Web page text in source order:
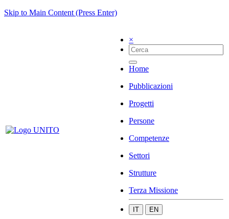
Skip to Main Content (Press Enter)
×
Home
Pubblicazioni
Progetti
Persone
Competenze
Settori
Strutture
Terza Missione
IT EN